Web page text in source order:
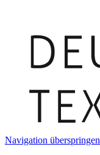
Navigation überspringen